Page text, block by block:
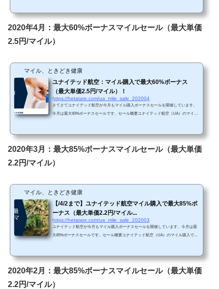
ding_page/#/ja-JP 今回は約半年ぶりの100%ボーナスになります。ここ最近では最大
60%又は85%ボーナスでしたので、今回のセールは大変お得です。 Chromeで「リダ
2020年4月：最大60%ボーナスマイルセール（最大単価
2.5円/マイル）
マイル、ときどき健康
ユナイテッド航空：マイル購入で最大60%ボーナス
（最大単価2.5円/マイル）！
https://hetatare.com/ua_mile_sale_202004
さてさてユナイテッド航空が今月もマイル購入ボーナスセールを開催しています。
今月は最大60%ボーナスセールです。セール概要ユナイテッド航空（UA）のマイル
率は最大60%となっていて、お得感はありません。自分が知る限りでは過去最小の
ボーナス率ですね。毎月セール開催されていて、たいてい最大85%ボーナスですの
2020年3月：最大85%ボーナスマイルセール（最大単価
2.2円/マイル）
マイル、ときどき健康
【/4/2まで】ユナイテッド航空マイル購入で最大85%ボ
ーナス（最大単価2.2円/マイル...
https://hetatare.com/ua_mile_sale_202003
ユナイテッド航空が今月もマイル購入ボーナスセールを開催しています。今月は最
大85%ボーナスセールです。セール概要ユナイテッド航空（UA）のマイル購入で最
が、購入上限が225,000マイルまで引き上げられています（前回までは100,000マイル
まで購入可能）。 Chromeで「リダイレクトが繰り返し行われました」というエラ
2020年2月：最大85%ボーナスマイルセール（最大単価
2.2円/マイル）